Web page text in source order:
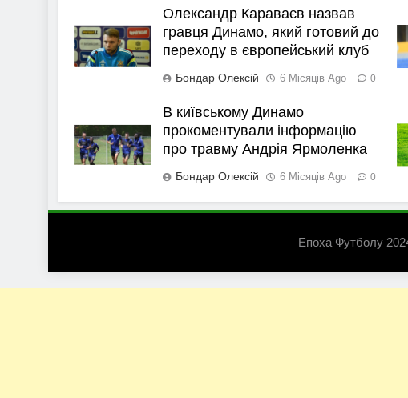
Олександр Караваєв назвав
гравця Динамо, який готовий до
переходу в європейський клуб
Бондар Олексій 6 Місяців Ago 0
В київському Динамо
прокоментували інформацію
про травму Андрія Ярмоленка
Бондар Олексій 6 Місяців Ago 0
Епоха Футболу